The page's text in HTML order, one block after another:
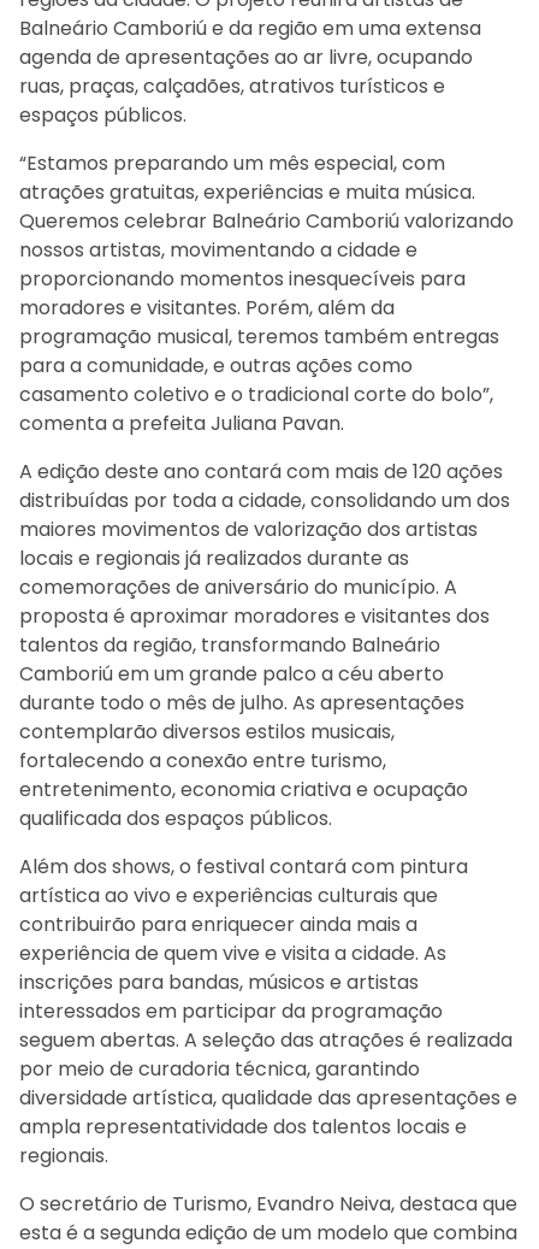
Balneário Camboriú e da região em uma extensa
agenda de apresentações ao ar livre, ocupando
ruas, praças, calçadões, atrativos turísticos e
espaços públicos.
“Estamos preparando um mês especial, com
atrações gratuitas, experiências e muita música.
Queremos celebrar Balneário Camboriú valorizando
nossos artistas, movimentando a cidade e
proporcionando momentos inesquecíveis para
moradores e visitantes. Porém, além da
programação musical, teremos também entregas
para a comunidade, e outras ações como
casamento coletivo e o tradicional corte do bolo”,
comenta a prefeita Juliana Pavan.
A edição deste ano contará com mais de 120 ações
distribuídas por toda a cidade, consolidando um dos
maiores movimentos de valorização dos artistas
locais e regionais já realizados durante as
comemorações de aniversário do município. A
proposta é aproximar moradores e visitantes dos
talentos da região, transformando Balneário
Camboriú em um grande palco a céu aberto
durante todo o mês de julho. As apresentações
contemplarão diversos estilos musicais,
fortalecendo a conexão entre turismo,
entretenimento, economia criativa e ocupação
qualificada dos espaços públicos.
Além dos shows, o festival contará com pintura
artística ao vivo e experiências culturais que
contribuirão para enriquecer ainda mais a
experiência de quem vive e visita a cidade. As
inscrições para bandas, músicos e artistas
interessados em participar da programação
seguem abertas. A seleção das atrações é realizada
por meio de curadoria técnica, garantindo
diversidade artística, qualidade das apresentações e
ampla representatividade dos talentos locais e
regionais.
O secretário de Turismo, Evandro Neiva, destaca que
esta é a segunda edição de um modelo que combina